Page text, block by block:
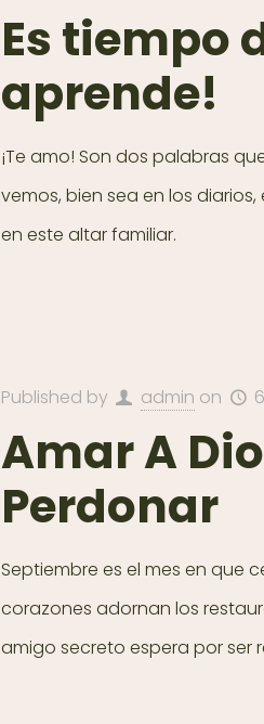
Es tiempo
aprende!
¡Te amo! Son dos palabras
vemos, bien sea en los
en este altar familiar.
Published by admin on
Amar A
Perdonar
Septiembre es el mes en que
corazones adornan los
amigo secreto espera por ser